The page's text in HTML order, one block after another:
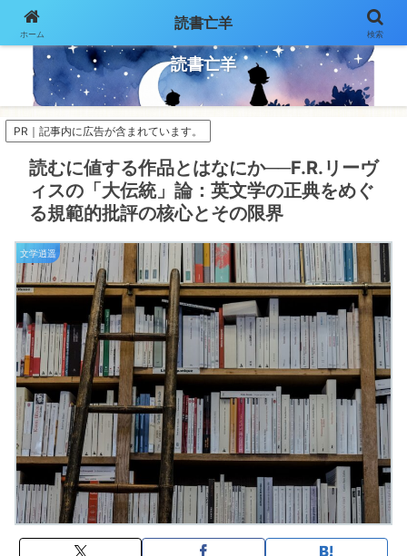
読書亡羊
PR｜記事内に広告が含まれています。
読むに値する作品とはなにか──F.R.リーヴ
ィスの「大伝統」論：英文学の正典をめぐ
る規範的批評の核心とその限界
文学逍遥
ホーム
読書亡羊
検索